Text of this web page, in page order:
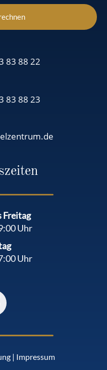
83 88 22
83 88 23
Freitag
Uhr
Uhr
| Impressum